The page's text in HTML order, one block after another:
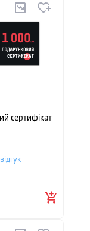
сертифікат